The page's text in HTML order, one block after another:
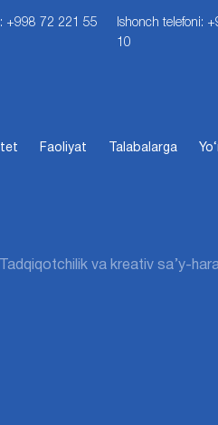
+998 72 221 55
Ishonch telefoni:
10
Faoliyat Talabalarga
va kreativ sa’y-